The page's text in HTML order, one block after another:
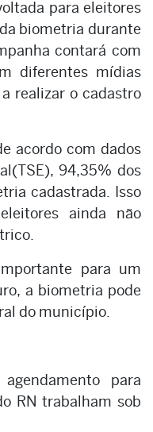
para eleitores
biometria durante
contará com
diferentes mídias
realizar o cadastro
acordo com dados
94,35% dos
cadastrada. Isso
ainda não
para um
a biometria pode
do município.
para
RN trabalham sob